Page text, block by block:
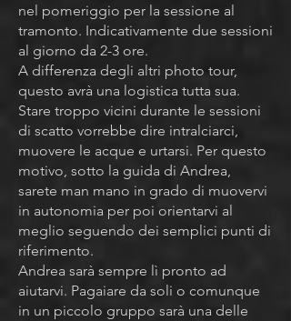
nel pomeriggio per la sessione al
tramonto. Indicativamente due sessioni
al giorno da 2-3 ore.
A differenza degli altri photo tour,
questo avrà una logistica tutta sua.
Stare troppo vicini durante le sessioni
di scatto vorrebbe dire intralciarci,
muovere le acque e urtarsi. Per questo
motivo, sotto la guida di Andrea,
sarete man mano in grado di muovervi
in autonomia per poi orientarvi al
meglio seguendo dei semplici punti di
riferimento.
Andrea sarà sempre lì pronto ad
aiutarvi. Pagaiare da soli o comunque
in un piccolo gruppo sarà una delle